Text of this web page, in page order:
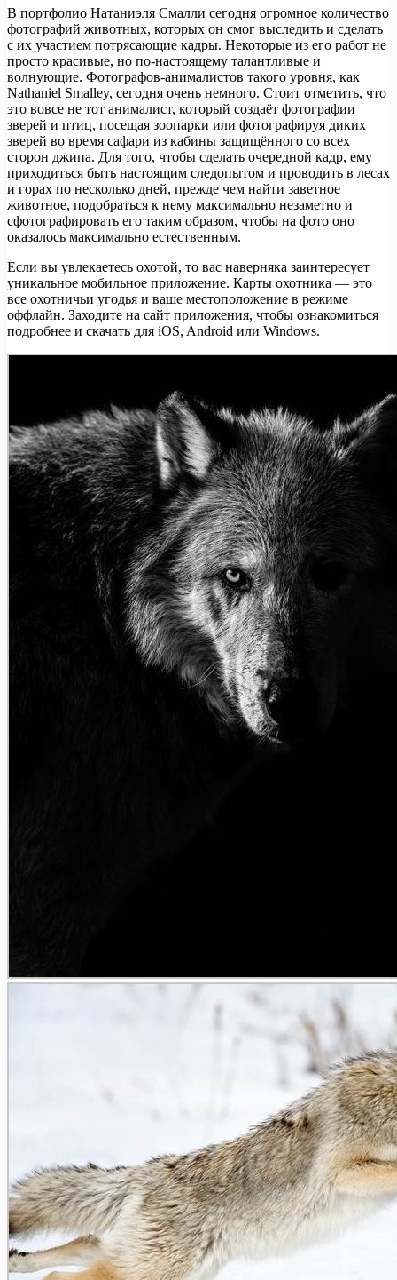
В портфолио Натаниэля Смалли сегодня огромное количество
фотографий животных, которых он смог выследить и сделать
с их участием потрясающие кадры. Некоторые из его работ не
просто красивые, но по-настоящему талантливые и
волнующие. Фотографов-анималистов такого уровня, как
Nathaniel Smalley, сегодня очень немного. Стоит отметить, что
это вовсе не тот анималист, который создаёт фотографии
зверей и птиц, посещая зоопарки или фотографируя диких
зверей во время сафари из кабины защищённого со всех
сторон джипа. Для того, чтобы сделать очередной кадр, ему
приходиться быть настоящим следопытом и проводить в лесах
и горах по несколько дней, прежде чем найти заветное
животное, подобраться к нему максимально незаметно и
сфотографировать его таким образом, чтобы на фото оно
оказалось максимально естественным.
Если вы увлекаетесь охотой, то вас наверняка заинтересует
уникальное мобильное приложение. Карты охотника — это
все охотничьи угодья и ваше местоположение в режиме
оффлайн. Заходите на сайт приложения, чтобы ознакомиться
подробнее и скачать для iOS, Android или Windows.